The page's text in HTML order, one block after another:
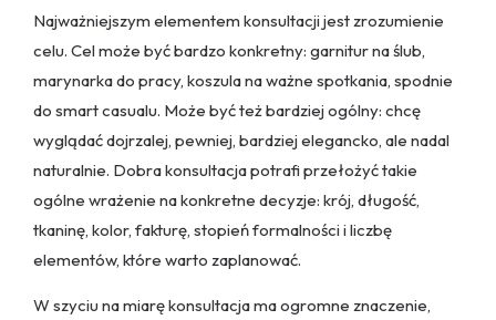
Najważniejszym elementem konsultacji jest zrozumienie
celu. Cel może być bardzo konkretny: garnitur na ślub,
marynarka do pracy, koszula na ważne spotkania, spodnie
do smart casualu. Może być też bardziej ogólny: chcę
wyglądać dojrzalej, pewniej, bardziej elegancko, ale nadal
naturalnie. Dobra konsultacja potrafi przełożyć takie
ogólne wrażenie na konkretne decyzje: krój, długość,
tkaninę, kolor, fakturę, stopień formalności i liczbę
elementów, które warto zaplanować.
W szyciu na miarę konsultacja ma ogromne znaczenie,